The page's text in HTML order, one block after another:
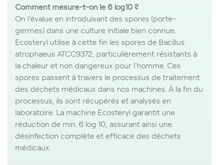
Comment mesure-t-on le 6 log10 ?
On l’évalue en introduisant des spores (porte-
germes) dans une culture initiale bien connue.
Ecosteryl utilise à cette fin les spores de Bacillus
atrophaeus ATCC9372, particulièrement résistants à
la chaleur et non dangereux pour l’homme. Ces
spores passent à travers le processus de traitement
des déchets médicaux dans nos machines. À la fin du
processus, ils sont récupérés et analysés en
laboratoire. La machine Ecosteryl garantit une
réduction de min. 6 log 10, assurant ainsi une
désinfection complète et efficace des déchets
médicaux.